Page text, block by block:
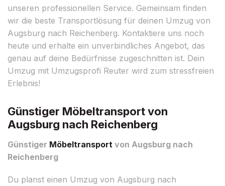
unseren professionellen Service. Gemeinsam finden
wir die beste Transportlösung für deinen Umzug von
Augsburg nach Reichenberg. Kontaktiere uns noch
heute und erhalte ein unverbindliches Angebot, das
genau auf deine Bedürfnisse zugeschnitten ist. Dein
Umzug mit Umzugsprofi Reuter wird zum stressfreien
Erlebnis!
Günstiger Möbeltransport von
Augsburg nach Reichenberg
Günstiger Möbeltransport von Augsburg nach
Reichenberg
Du planst einen Umzug von Augsburg nach